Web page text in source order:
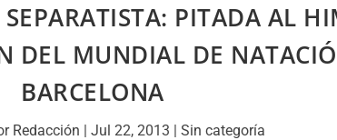
SEPARATISTA: PITADA AL
DEL MUNDIAL DE
BARCELONA
Redacción | Jul 22, 2013 | Sin categoría